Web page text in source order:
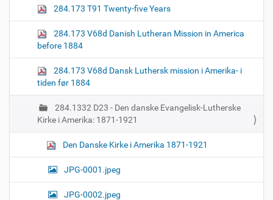
284.173 T91 Twenty-five Years
284.173 V68d Danish Lutheran Mission in America
before 1884
284.173 V68d Dansk Luthersk mission i Amerika- i
tiden før 1884
284.1332 D23 - Den danske Evangelisk-Lutherske
Kirke i Amerika: 1871-1921
Den Danske Kirke i Amerika 1871-1921
JPG-0001.jpeg
JPG-0002.jpeg